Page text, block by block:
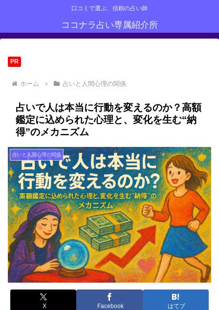
口コミで選ぶ、信頼の占い師
ココナラ占い専属紹介所
PR
ホーム 占いと人間心理の関係
占いで人は本当に行動を変えるのか？高額
鑑定に込められた心理と、変化を生む“納
得”のメカニズム
占いと人間心理の関係
X Facebook はてブ